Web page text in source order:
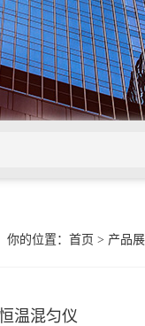
你的位置： 首页 > 产品
温混匀仪